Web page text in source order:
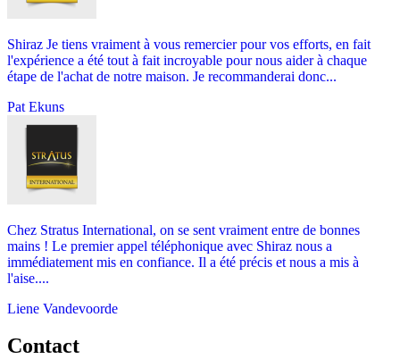
Shiraz Je tiens vraiment à vous remercier pour vos efforts, en fait
l'expérience a été tout à fait incroyable pour nous aider à chaque
étape de l'achat de notre maison. Je recommanderai donc...
Pat Ekuns
Chez Stratus International, on se sent vraiment entre de bonnes
mains ! Le premier appel téléphonique avec Shiraz nous a
immédiatement mis en confiance. Il a été précis et nous a mis à
l'aise....
Liene Vandevoorde
Contact